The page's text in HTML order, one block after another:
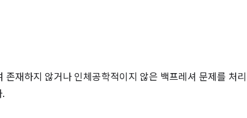
하지 않거나 인체공학적이지 않은 백프레셔 문제를 처리